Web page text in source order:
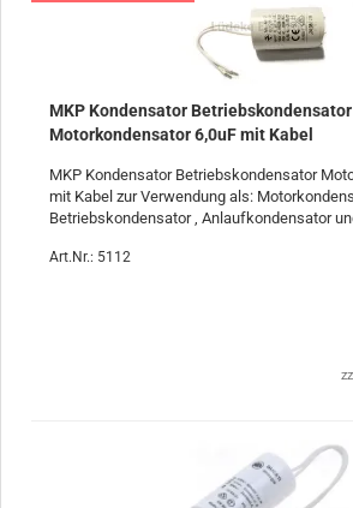
MKP Kondensator Betriebskondensator
Motorkondensator 6,0uF mit Kabel
MKP Kondensator Betriebskondensator
mit Kabel zur Verwendung als:
Betriebskondensator , Anlaufkondensator
Art.Nr.: 5112